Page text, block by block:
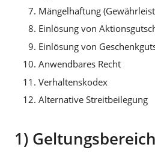
Mängelhaftung
Einlösung von
Einlösung von
Anwendbares Recht
Verhaltenskodex
Alternative Streitbeilegung
1) Geltungsbereich